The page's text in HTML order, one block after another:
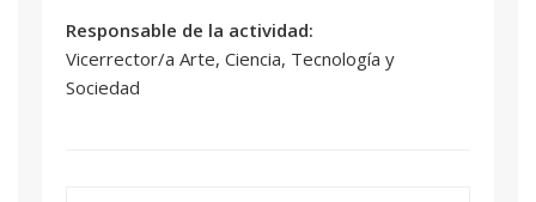
Responsable de la actividad:
Vicerrector/a Arte, Ciencia, Tecnología y
Sociedad